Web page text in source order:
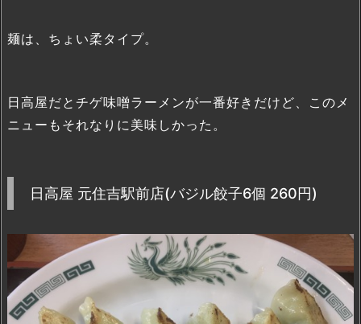
麺は、ちょい柔タイプ。
日高屋だとチゲ味噌ラーメンが一番好きだけど、このメ
ニューもそれなりに美味しかった。
日高屋 元住吉駅前店(バジル餃子6個 260円)